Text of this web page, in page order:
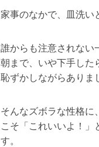
家事のなかで、皿洗い
誰からも注意されない
朝まで、いや下手した
恥ずかしながらありま
そんなズボラな性格に
こそ「これいいよ！
す。